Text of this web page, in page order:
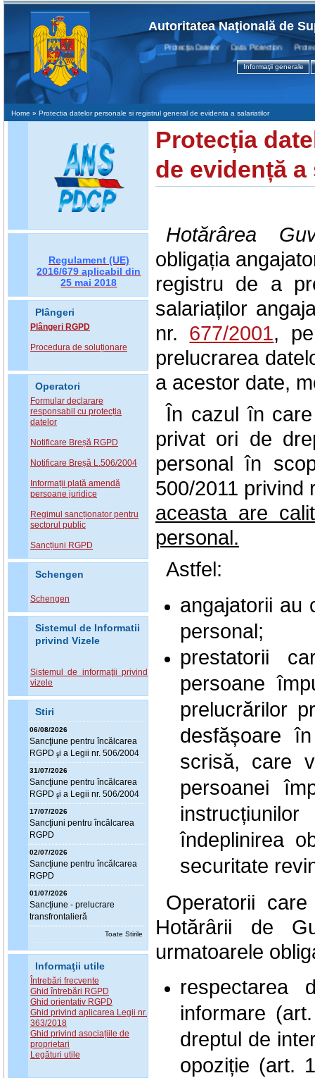
Autoritatea Naţională de
Protecţia Datelor Data Protection Protection
Informaţii generale
Home » Protectia datelor personale si registrul general de evidenta a salariatilor
Regulament (UE)
2016/679 aplicabil din
25 mai 2018
Plângeri
Plângeri RGPD
Procedura de soluționare
Operatori
Formular declarare
responsabil cu protecția
datelor
Notificare Breșă RGPD
Notificare Breșă L.506/2004
Informații plată amendă
persoane juridice
Regimul sancționator pentru
sectorul public
Sancțiuni RGPD
Schengen
Schengen
Sistemul de Informatii
privind Vizele
Sistemul de informaţii privind
vizele
Stiri
06/08/2026
Sancţiune pentru încălcarea
RGPD şi a Legii nr. 506/2004
31/07/2026
Sancţiune pentru încălcarea
RGPD şi a Legii nr. 506/2004
17/07/2026
Sancţiuni pentru încălcarea
RGPD
02/07/2026
Sancţiune pentru încălcarea
RGPD
01/07/2026
Sancţiune - prelucrare
transfrontalieră
Toate Stirile
Informaţii utile
Întrebări frecvente
Ghid întrebări RGPD
Ghid orientativ RGPD
Ghid privind aplicarea Legii nr.
363/2018
Ghid privind asociațiile de
proprietari
Legături utile
Protecția
de evidență
Hotărârea
obligația
registru de a
salariaților
nr. 677/2001,
prelucrarea
a acestor date,
În cazul în
privat ori de
personal în
500/2011 privind
aceasta are
personal.
Astfel:
angajatorii au
personal;
prestatorii
persoane
prelucrărilor
desfășoare
scrisă, care
persoanei
îndeplinirea
securitate
Operatorii
Hotărârii de
urmatoarele
respectarea
informare
dreptul de
opoziție (art.